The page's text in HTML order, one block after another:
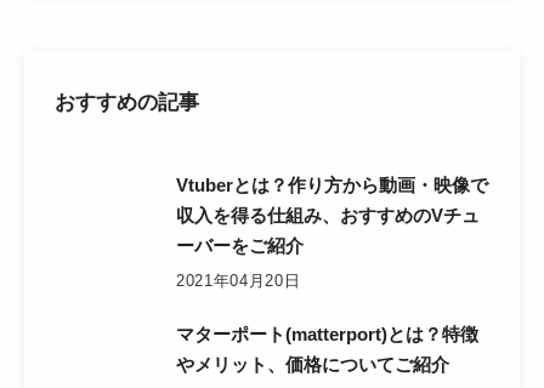
おすすめの記事
Vtuberとは？作り方から動画・映像で
収入を得る仕組み、おすすめのVチュ
ーバーをご紹介
2021年04月20日
マターポート(matterport)とは？特徴
やメリット、価格についてご紹介